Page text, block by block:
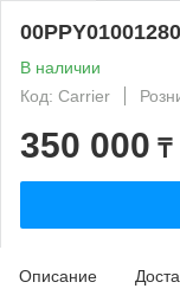
В наличии
Код: Carrier
350 000 ₸
Описание